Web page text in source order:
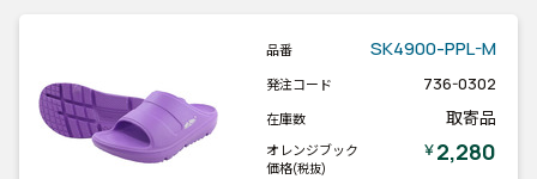
品番 SK4900-PPL-M
発注コード 736-0302
在庫数 取寄品
オレンジブック
価格(税抜)
￥2,280